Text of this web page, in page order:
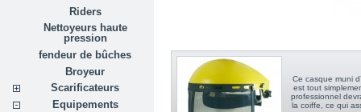
Riders
Nettoyeurs haute
pression
fendeur de bûches
Broyeur
Scarificateurs
Equipements
Ce casque muni
est tout
professionnel
la coiffe, ce qui